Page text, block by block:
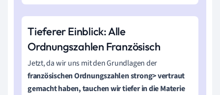
Tieferer Einblick: Alle
Ordnungszahlen Französisch
Jetzt, da wir uns mit den Grundlagen der
französischen Ordnungszahlen strong> vertraut
gemacht haben, tauchen wir tiefer in die Materie